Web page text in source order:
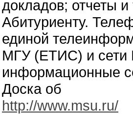
докладов; отчеты
Абитуриенту.
единой
МГУ (ЕТИС) и сети
информационные
Доска об
http://www.msu.ru/